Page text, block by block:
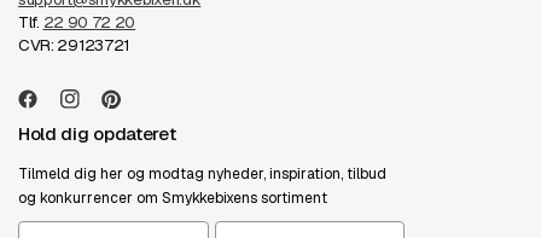
Tlf. 22 90 72 20
CVR: 29123721
Hold dig opdateret
Tilmeld dig her og modtag nyheder, inspiration, tilbud
og konkurrencer om Smykkebixens sortiment